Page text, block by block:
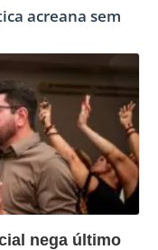
acreana sem
nega último